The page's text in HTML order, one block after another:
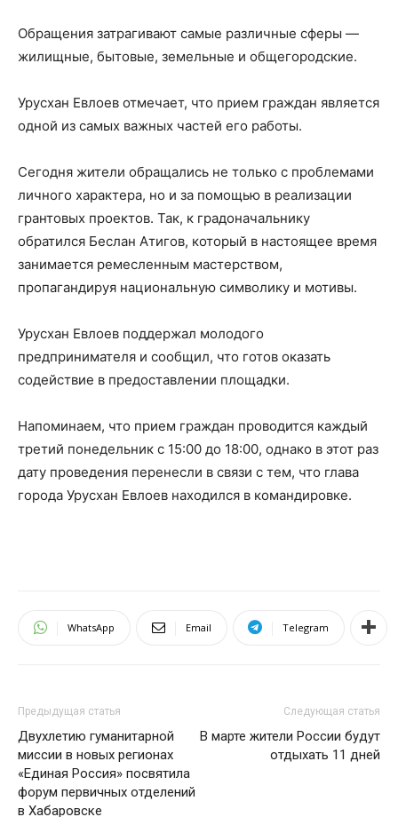
Обращения затрагивают самые различные сферы —
жилищные, бытовые, земельные и общегородские.
Урусхан Евлоев отмечает, что прием граждан является
одной из самых важных частей его работы.
Сегодня жители обращались не только с проблемами
личного характера, но и за помощью в реализации
грантовых проектов. Так, к градоначальнику
обратился Беслан Атигов, который в настоящее время
занимается ремесленным мастерством,
пропагандируя национальную символику и мотивы.
Урусхан Евлоев поддержал молодого
предпринимателя и сообщил, что готов оказать
содействие в предоставлении площадки.
Напоминаем, что прием граждан проводится каждый
третий понедельник с 15:00 до 18:00, однако в этот раз
дату проведения перенесли в связи с тем, что глава
города Урусхан Евлоев находился в командировке.
WhatsApp Email Telegram
Предыдущая статья
Двухлетию гуманитарной
миссии в новых регионах
«Единая Россия» посвятила
форум первичных отделений
в Хабаровске
Следующая статья
В марте жители России будут
отдыхать 11 дней